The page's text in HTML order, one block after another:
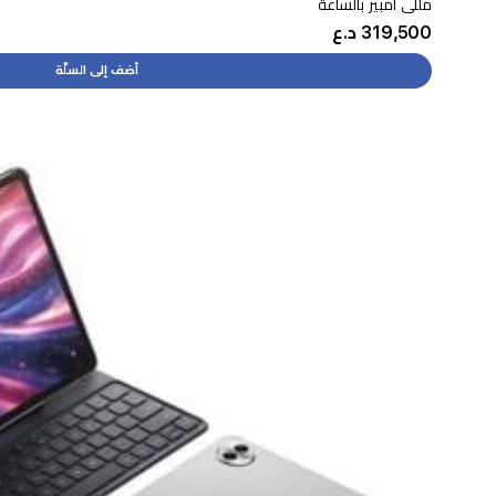
مللي امبير بالساعة
319,500 د.ع
أضف إلى السلّة